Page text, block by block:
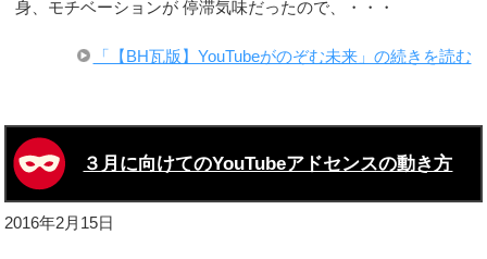
身、モチベーションが 停滞気味だったので、・・・
「【BH瓦版】YouTubeがのぞむ未来」の続きを読む
３月に向けてのYouTubeアドセンスの動き方
2016年2月15日